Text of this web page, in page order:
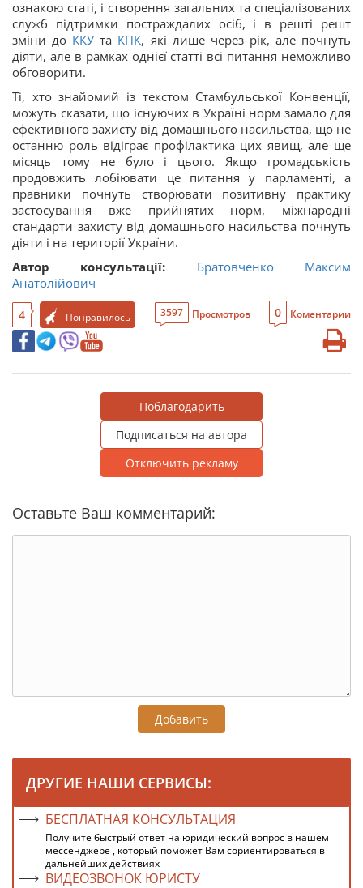
ознакою статі, і створення загальних та спеціалізованих
служб підтримки постраждалих осіб, і в решті решт
зміни до ККУ та КПК, які лише через рік, але почнуть
діяти, але в рамках однієї статті всі питання неможливо
обговорити.
Ті, хто знайомий із текстом Стамбульської Конвенції,
можуть сказати, що існуючих в Україні норм замало для
ефективного захисту від домашнього насильства, що не
останню роль відіграє профілактика цих явищ, але ще
місяць тому не було і цього. Якщо громадськість
продовжить лобіювати це питання у парламенті, а
правники почнуть створювати позитивну практику
застосування вже прийнятих норм, міжнародні
стандарти захисту від домашнього насильства почнуть
діяти і на території України.
Автор консультації: Братовченко Максим
Анатолійович
4 Понравилось 3597 Просмотров 0 Коментарии
Поблагодарить
Подписаться на автора
Отключить рекламу
Оставьте Ваш комментарий:
Добавить
ДРУГИЕ НАШИ СЕРВИСЫ:
БЕСПЛАТНАЯ КОНСУЛЬТАЦИЯ
Получите быстрый ответ на юридический вопрос в нашем
мессенджере , который поможет Вам сориентироваться в
дальнейших действиях
ВИДЕОЗВОНОК ЮРИСТУ